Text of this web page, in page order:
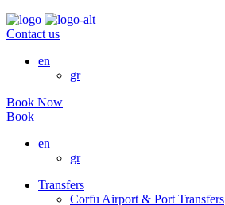
Contact us
en
gr
Book Now
Book
en
gr
Transfers
Corfu Airport & Port Transfers